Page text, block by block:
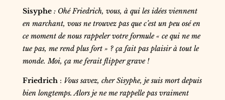
Sisyphe : Ohé Friedrich, vous, à qui les idées viennent
en marchant, vous ne trouvez pas que c’est un peu osé en
ce moment de nous rappeler votre formule « ce qui ne me
tue pas, me rend plus fort » ? ça fait pas plaisir à tout le
monde. Moi, ça me ferait flipper grave !
Friedrich : Vous savez, cher Sisyphe, je suis mort depuis
bien longtemps. Alors je ne me rappelle pas vraiment